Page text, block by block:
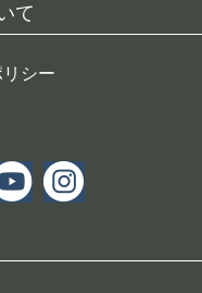
て
シー